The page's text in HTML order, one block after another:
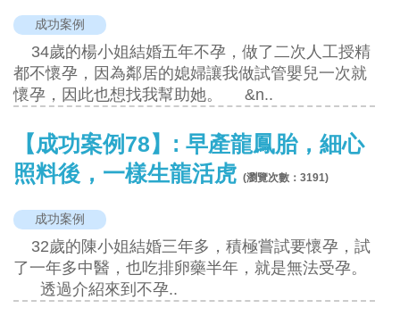
成功案例
34歲的楊小姐結婚五年不孕，做了二次人工授精
都不懷孕，因為鄰居的媳婦讓我做試管嬰兒一次就
懷孕，因此也想找我幫助她。 &n..
【成功案例78】: 早產龍鳳胎，細心
照料後，一樣生龍活虎 (瀏覽次數：3191)
成功案例
32歲的陳小姐結婚三年多，積極嘗試要懷孕，試
了一年多中醫，也吃排卵藥半年，就是無法受孕。
透過介紹來到不孕..